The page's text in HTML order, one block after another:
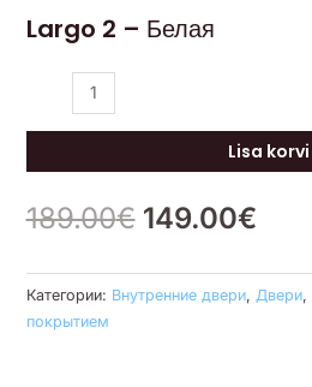
Largo 2 – Белая
189.00€ 149.00€
Lisa korvi
Категории: Внутренние двери, Двери,
покрытием